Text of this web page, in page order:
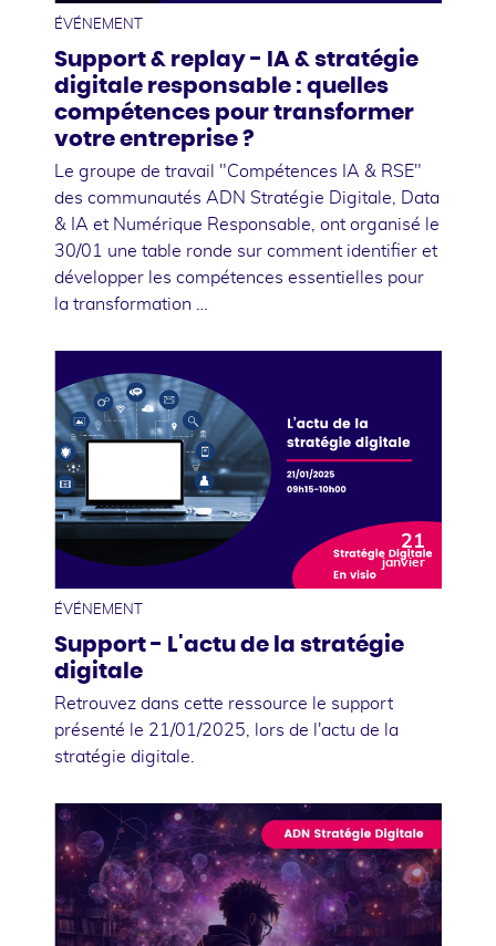
ÉVÉNEMENT
Support & replay - IA & stratégie
digitale responsable : quelles
compétences pour transformer
votre entreprise ?
Le groupe de travail "Compétences IA & RSE"
des communautés ADN Stratégie Digitale, Data
& IA et Numérique Responsable, ont organisé le
30/01 une table ronde sur comment identifier et
développer les compétences essentielles pour
la transformation …
21
janvier
ÉVÉNEMENT
Support - L'actu de la stratégie
digitale
Retrouvez dans cette ressource le support
présenté le 21/01/2025, lors de l'actu de la
stratégie digitale.